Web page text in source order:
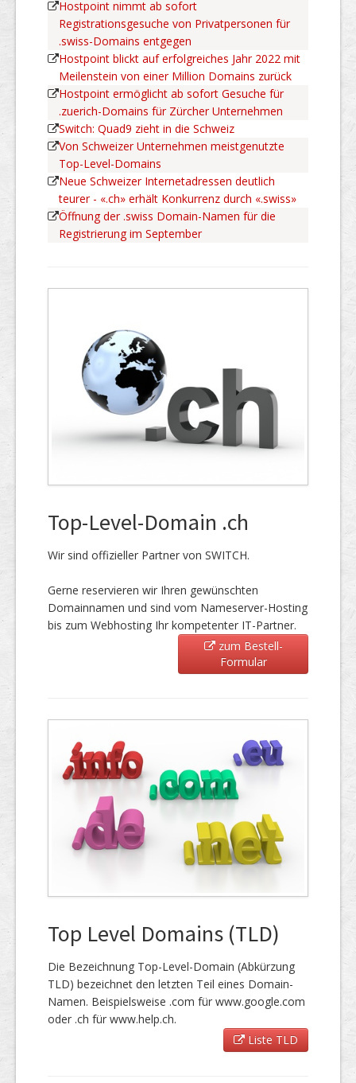
Hostpoint nimmt ab sofort
Registrationsgesuche von Privatpersonen für
.swiss-Domains entgegen
Hostpoint blickt auf erfolgreiches Jahr 2022 mit
Meilenstein von einer Million Domains zurück
Hostpoint ermöglicht ab sofort Gesuche für
.zuerich-Domains für Zürcher Unternehmen
Switch: Quad9 zieht in die Schweiz
Von Schweizer Unternehmen meistgenutzte
Top-Level-Domains
Neue Schweizer Internetadressen deutlich
teurer - «.ch» erhält Konkurrenz durch «.swiss»
Öffnung der .swiss Domain-Namen für die
Registrierung im September
Top-Level-Domain .ch
Wir sind offizieller Partner von SWITCH.
Gerne reservieren wir Ihren gewünschten
Domainnamen und sind vom Nameserver-Hosting
bis zum Webhosting Ihr kompetenter IT-Partner.
zum Bestell-
Formular
Top Level Domains (TLD)
Die Bezeichnung Top-Level-Domain (Abkürzung
TLD) bezeichnet den letzten Teil eines Domain-
Namen. Beispielsweise .com für www.google.com
oder .ch für www.help.ch.
Liste TLD